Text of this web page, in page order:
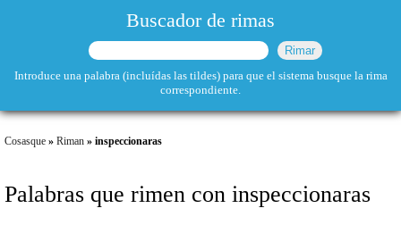
Buscador de rimas
Introduce una palabra (incluídas las tildes) para que el sistema busque la rima
correspondiente.
Cosasque » Riman » inspeccionaras
Palabras que rimen con inspeccionaras